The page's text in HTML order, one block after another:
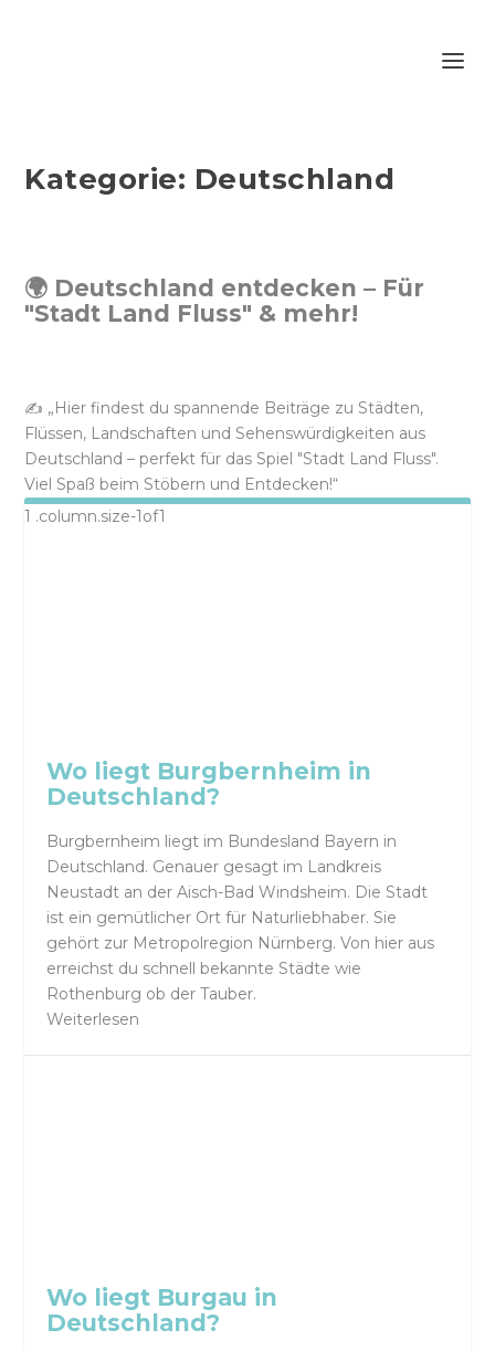
Kategorie: Deutschland
🌍 Deutschland entdecken – Für
"Stadt Land Fluss" & mehr!
✍️ „Hier findest du spannende Beiträge zu Städten,
Flüssen, Landschaften und Sehenswürdigkeiten aus
Deutschland – perfekt für das Spiel "Stadt Land Fluss".
Viel Spaß beim Stöbern und Entdecken!“
Wo liegt Burgbernheim in
Deutschland?
Burgbernheim liegt im Bundesland Bayern in
Deutschland. Genauer gesagt im Landkreis
Neustadt an der Aisch-Bad Windsheim. Die Stadt
ist ein gemütlicher Ort für Naturliebhaber. Sie
gehört zur Metropolregion Nürnberg. Von hier aus
erreichst du schnell bekannte Städte wie
Rothenburg ob der Tauber.
Weiterlesen
Wo liegt Burgau in
Deutschland?